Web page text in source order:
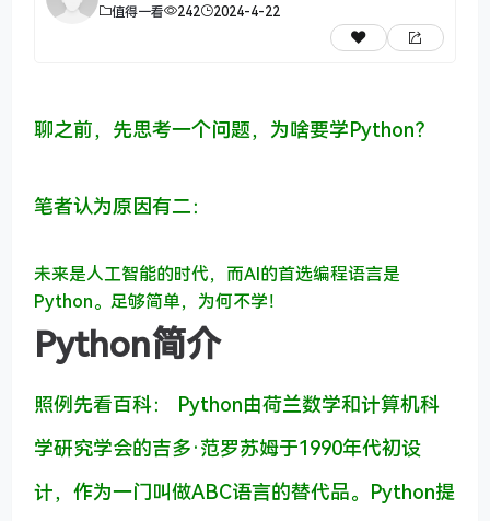
值得一看 242 2024-4-22
聊之前，先思考一个问题，为啥要学Python？
笔者认为原因有二：
未来是人工智能的时代，而AI的首选编程语言是
Python。 足够简单，为何不学！
Python简介
照例先看百科： Python由荷兰数学和计算机科
学研究学会的吉多·范罗苏姆于1990年代初设
计，作为一门叫做ABC语言的替代品。Python提